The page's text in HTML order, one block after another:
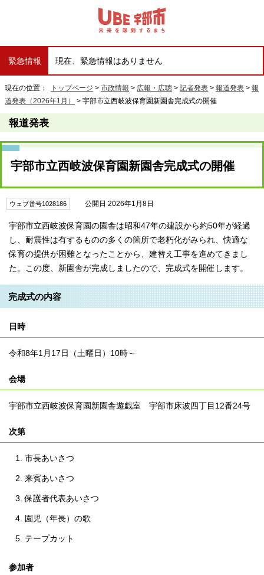
緊急情報 現在、緊急情報はありません
現在の位置： トップページ > 市政情報 > 広報・広聴 > 記者発表 > 報道発表 > 報
道発表（2026年1月）
> 宇部市立西岐波保育園新園舎完成式の開催
報道発表
宇部市立西岐波保育園新園舎完成式の開催
ウェブ番号1028186 公開日 2026年1月8日
宇部市立西岐波保育園の園舎は昭和47年の建設から約50年が経過
し、耐震性は有するものの多くの箇所で老朽化がみられ、快適な
保育の提供が困難となったことから、建替え工事を進めてきまし
た。この度、新園舎が完成しましたので、完成式を開催します。
完成式の内容
日時
令和8年1月17日（土曜日）10時～
会場
宇部市立西岐波保育園新園舎遊戯室 宇部市床波四丁目12番24号
次第
市長あいさつ
来賓あいさつ
保護者代表あいさつ
園児（年長）の歌
テープカット
参加者